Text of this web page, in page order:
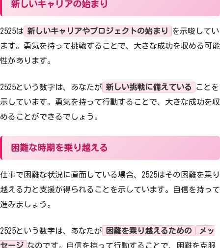
新しいキャリアの始まり
2525は 新しいキャリアやプロジェクトの始まり
を示唆してい
ます。勇気を持って挑戦することで、大きな成功を収める可能
性があります。
2525という数字は、あなたが 新しい挑戦に備えている
ことを
示しています。勇気を持って行動することで、大きな成功を収
めることができるでしょう。
困難な時期を乗り越える
仕事で困難な状況に直面している場合、2525はその困難を乗り
越える力と支援が得られることを示しています。自信を持って
進みましょう。
2525という数字は、あなたが 困難を乗り越えるための
メッ
セージ なのです。自信を持って行動することで、困難を克服